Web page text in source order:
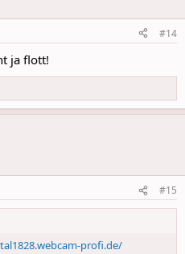
#14
ja flott!
#15
profi.de/